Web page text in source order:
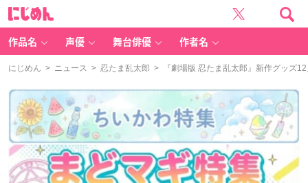
作品名 声優 舞台俳優 作者名
にじめん > ニュース > 忍たま乱太郎 > 『劇場版 忍たま乱太郎』新作グッズ